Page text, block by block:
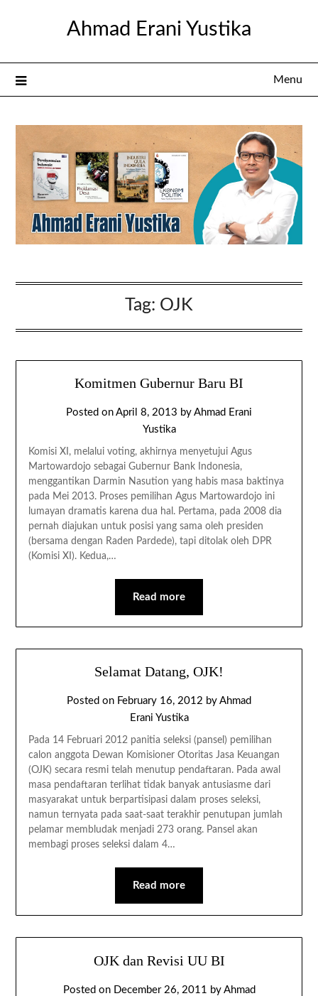
Ahmad Erani Yustika
Menu
Tag: OJK
Komitmen Gubernur Baru BI
Posted on April 8, 2013 by Ahmad Erani
Yustika
Komisi XI, melalui voting, akhirnya menyetujui Agus
Martowardojo sebagai Gubernur Bank Indonesia,
menggantikan Darmin Nasution yang habis masa baktinya
pada Mei 2013. Proses pemilihan Agus Martowardojo ini
lumayan dramatis karena dua hal. Pertama, pada 2008 dia
pernah diajukan untuk posisi yang sama oleh presiden
(bersama dengan Raden Pardede), tapi ditolak oleh DPR
(Komisi XI). Kedua,…
Read more
Selamat Datang, OJK!
Posted on February 16, 2012 by Ahmad
Erani Yustika
Pada 14 Februari 2012 panitia seleksi (pansel) pemilihan
calon anggota Dewan Komisioner Otoritas Jasa Keuangan
(OJK) secara resmi telah menutup pendaftaran. Pada awal
masa pendaftaran terlihat tidak banyak antusiasme dari
masyarakat untuk berpartisipasi dalam proses seleksi,
namun ternyata pada saat-saat terakhir penutupan jumlah
pelamar membludak menjadi 273 orang. Pansel akan
membagi proses seleksi dalam 4…
Read more
OJK dan Revisi UU BI
Posted on December 26, 2011 by Ahmad